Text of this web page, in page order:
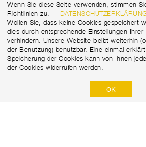
Wenn Sie diese Seite verwenden, stimmen
Richtlinien zu.
DATENSCHUTZERKLÄRUNG
Wollen Sie, dass keine Cookies gespeichert
dies durch entsprechende Einstellungen
verhindern. Unsere Website bleibt weiterhin
der Benutzung) benutzbar. Eine einmal
Speicherung der Cookies kann von Ihnen
der Cookies widerrufen werden.
OK